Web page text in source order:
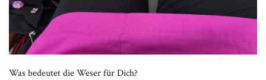
Was bedeutet die Weser für Dich?